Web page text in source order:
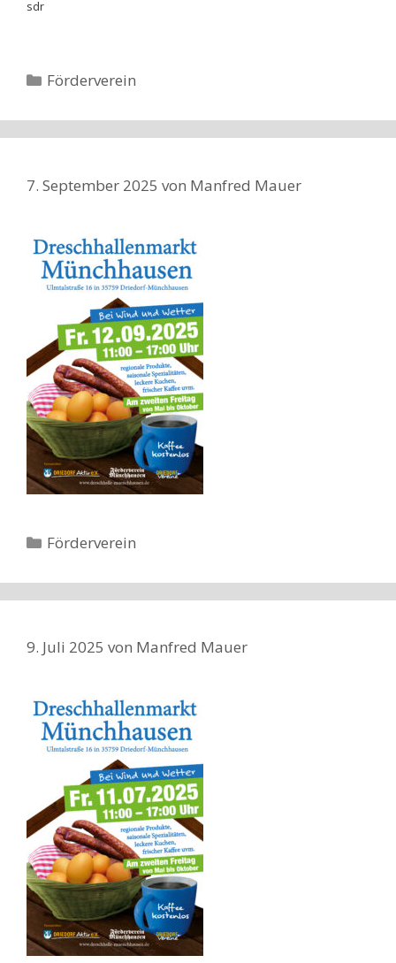
sdr
Kategorien
Förderverein
7. September 2025 von Manfred Mauer
Kategorien
Förderverein
9. Juli 2025 von Manfred Mauer